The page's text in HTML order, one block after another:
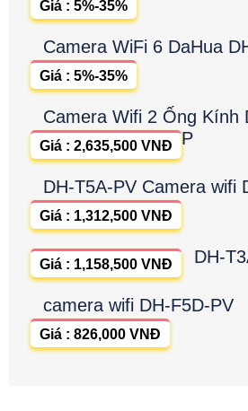
Giá : 5%-35%
Camera WiFi 6 DaHua
Giá : 5%-35%
Camera Wifi 2 Ống Kính
P
Giá : 2,635,500 VNĐ
DH-T5A-PV Camera wifi
Giá : 1,312,500 VNĐ
DH-
Giá : 1,158,500 VNĐ
camera wifi DH-F5D-PV
Giá : 826,000 VNĐ